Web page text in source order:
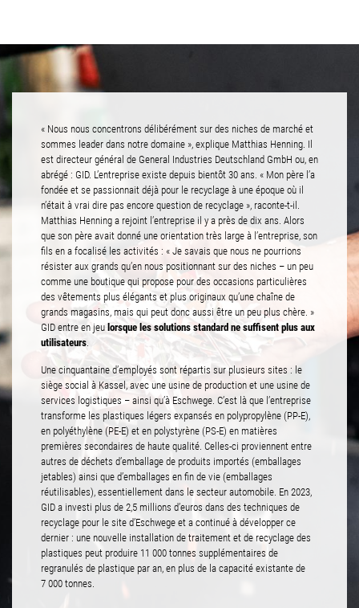
« Nous nous concentrons délibérément sur des niches de marché et
sommes leader dans notre domaine », explique Matthias Henning. Il
est directeur général de General Industries Deutschland GmbH ou, en
abrégé : GID. L’entreprise existe depuis bientôt 30 ans. « Mon père l’a
fondée et se passionnait déjà pour le recyclage à une époque où il
n’était à vrai dire pas encore question de recyclage », raconte-t-il.
Matthias Henning a rejoint l’entreprise il y a près de dix ans. Alors
que son père avait donné une orientation très large à l’entreprise, son
fils en a focalisé les activités : « Je savais que nous ne pourrions
résister aux grands qu’en nous positionnant sur des niches – un peu
comme une boutique qui propose pour des occasions particulières
des vêtements plus élégants et plus originaux qu’une chaîne de
grands magasins, mais qui peut donc aussi être un peu plus chère. »
GID entre en jeu lorsque les solutions standard ne suffisent plus aux
utilisateurs.
Une cinquantaine d’employés sont répartis sur plusieurs sites : le
siège social à Kassel, avec une usine de production et une usine de
services logistiques – ainsi qu’à Eschwege. C’est là que l’entreprise
transforme les plastiques légers expansés en polypropylène (PP-E),
en polyéthylène (PE-E) et en polystyrène (PS-E) en matières
premières secondaires de haute qualité. Celles-ci proviennent entre
autres de déchets d’emballage de produits importés (emballages
jetables) ainsi que d’emballages en fin de vie (emballages
réutilisables), essentiellement dans le secteur automobile. En 2023,
GID a investi plus de 2,5 millions d’euros dans des techniques de
recyclage pour le site d’Eschwege et a continué à développer ce
dernier : une nouvelle installation de traitement et de recyclage des
plastiques peut produire 11 000 tonnes supplémentaires de
regranulés de plastique par an, en plus de la capacité existante de
7 000 tonnes.